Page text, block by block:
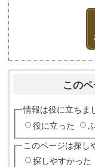
この
情報は役に立ちま
役に立った
このページは探し
探しやすかった